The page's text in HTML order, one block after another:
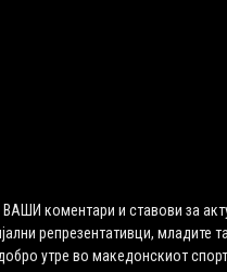
коментари и ставови за
репрезентативци, младите
утре во македонскиот спорт.